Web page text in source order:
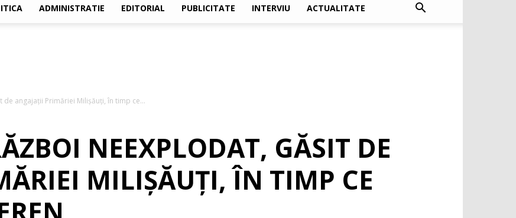
Suceava
ADMINISTRATIE EDITORIAL PUBLICITATE INTERVIU ACTUALITATE
angajații Primăriei Milișăuți, în timp ce...
NEEXPLODAT, GĂSIT DE
MILIȘĂUȚI, ÎN TIMP CE